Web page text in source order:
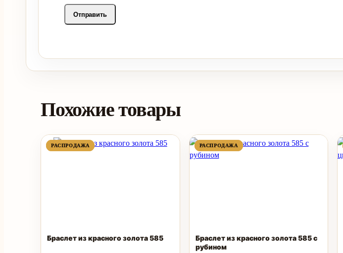
Похожие товары
РАСПРОДАЖА ПРОДАВАЕМЫЙ
ТОВАР
РАСПРОДАЖА ПРОДАВАЕМЫЙ
ТОВАР
Браслет из красного золота 585
РАСПРОДАЖАПРОДАВАЕМЫЙ
ТОВАР
РАСПРОДАЖАПРОДАВАЕМЫЙ
ТОВАР
Браслет из красного золота 585 с
рубином